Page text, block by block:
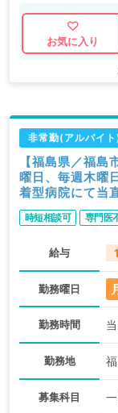
お気に入り
非常勤(アルバイ
【福島県／福
曜日、毎週木曜
着型病院にて当
勤）
時短相談可 専門医
給与
勤務曜日
勤務時間
勤務地
募集科目